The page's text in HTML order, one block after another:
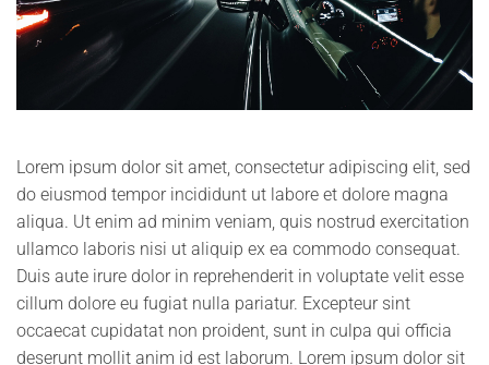
Lorem ipsum dolor sit amet, consectetur adipiscing elit, sed
do eiusmod tempor incididunt ut labore et dolore magna
aliqua. Ut enim ad minim veniam, quis nostrud exercitation
ullamco laboris nisi ut aliquip ex ea commodo consequat.
Duis aute irure dolor in reprehenderit in voluptate velit esse
cillum dolore eu fugiat nulla pariatur. Excepteur sint
occaecat cupidatat non proident, sunt in culpa qui officia
deserunt mollit anim id est laborum. Lorem ipsum dolor sit